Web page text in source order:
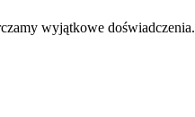
wyjątkowe doświadczenia.